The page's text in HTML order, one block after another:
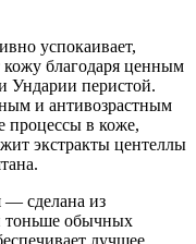
успокаивает,
кожу благодаря ценным
Ундарии пе­ристой.
и антивоз­растным
процессы в коже,
экстракты центеллы
— сделана из
тоньше обычных
лучшее